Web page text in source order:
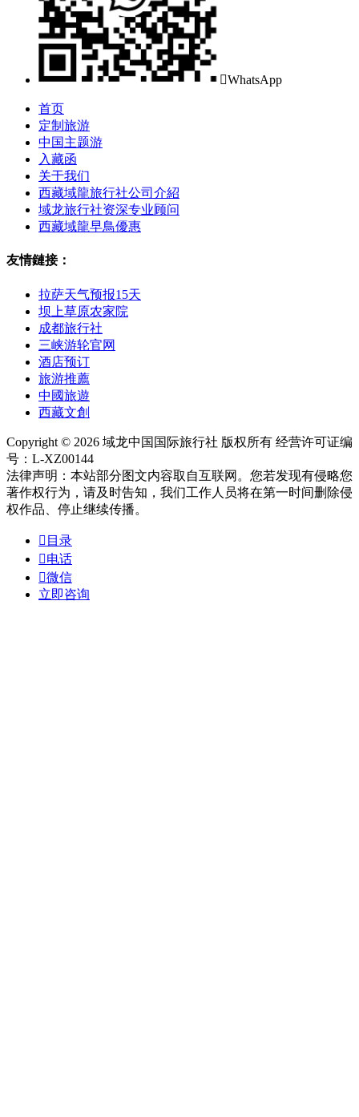
WhatsApp
首页
定制旅游
中国主题游
入藏函
关于我们
西藏域龍旅行社公司介紹
域龙旅行社资深专业顾问
西藏域龍早鳥優惠
友情鏈接：
拉萨天气预报15天
坝上草原农家院
成都旅行社
三峡游轮官网
酒店预订
旅游推薦
中國旅遊
西藏文創
Copyright © 2026 域龙中国国际旅行社 版权所有 经营许可证编
号：L-XZ00144
法律声明：本站部分图文内容取自互联网。您若发现有侵略您
著作权行为，请及时告知，我们工作人员将在第一时间删除侵
权作品、停止继续传播。
 目录
电话
微信
立即咨询